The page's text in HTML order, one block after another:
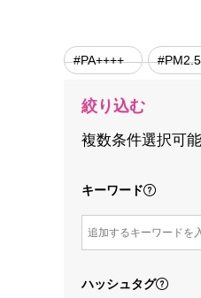
#PA++++
絞り込む
複数条件選択可
キーワード
ハッシュタグ